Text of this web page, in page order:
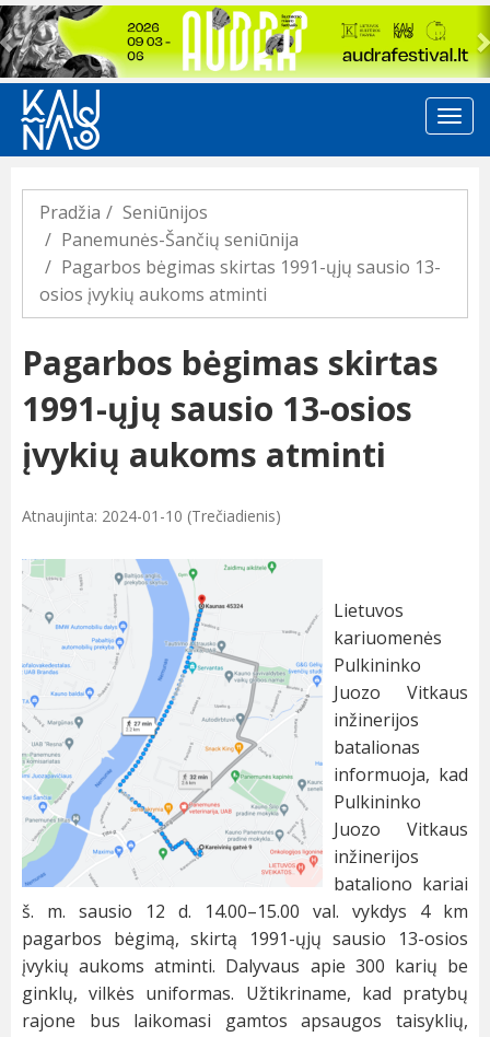
Previous
Pradžia
Seniūnijos
Panemunės-Šančių seniūnija
Pagarbos bėgimas skirtas 1991-ųjų sausio 13-
osios įvykių aukoms atminti
Pagarbos bėgimas skirtas
1991-ųjų sausio 13-osios
įvykių aukoms atminti
Atnaujinta: 2024-01-10 (Trečiadienis)
Lietuvos
kariuomenės
Pulkininko
Juozo Vitkaus
inžinerijos
batalionas
informuoja, kad
Pulkininko
Juozo Vitkaus
inžinerijos
bataliono kariai
š. m. sausio 12 d. 14.00–15.00 val. vykdys 4 km
pagarbos bėgimą, skirtą 1991-ųjų sausio 13-osios
įvykių aukoms atminti. Dalyvaus apie 300 karių be
ginklų, vilkės uniformas. Užtikriname, kad pratybų
rajone bus laikomasi gamtos apsaugos taisyklių,